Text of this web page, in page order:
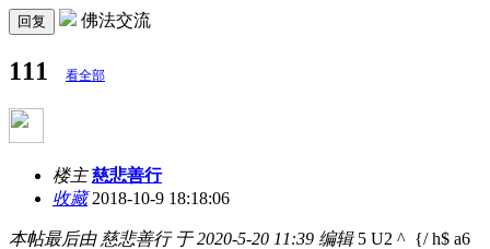
回复 佛法交流
111 看全部
楼主 慈悲善行
收藏2018-10-9 18:18:06
本帖最后由 慈悲善行 于 2020-5-20 11:39 编辑 5 U2 ^ {/ h$ a6